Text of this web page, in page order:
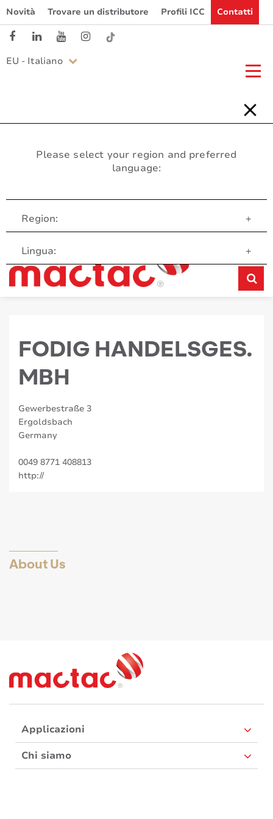
Novità Trovare un distributore Profili ICC Contatti
EU - Italiano
Please select your region and preferred
language:
Region: +
Lingua: +
Servizio clienti
FODIG HANDELSGES.
MBH
Gewerbestraße 3
Ergoldsbach
Germany
0049 8771 408813
http://
About Us
Applicazioni
Chi siamo